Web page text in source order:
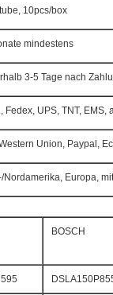
10pcs/box
mindestens
3-5 Tage nach
Fedex, UPS, TNT, EMS,
Union, Paypal,
Nordamerika, Europa,
BOSCH